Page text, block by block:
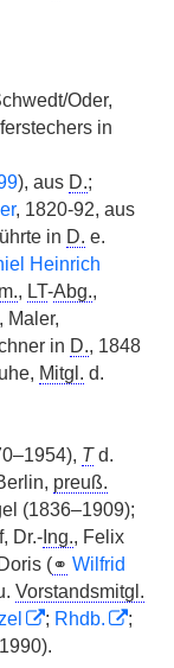
Oder,
in
), aus D.;
, 1820-92, aus
in D. e.
Heinrich
, LT-Abg.,
Maler,
in D., 1848
Mitgl. d.
Td.
preuß.
(1836–1909);
Dr.- Ing., Felix
(⚭ Wilfrid
Vorstandsmitgl.
; Rhdb.
;